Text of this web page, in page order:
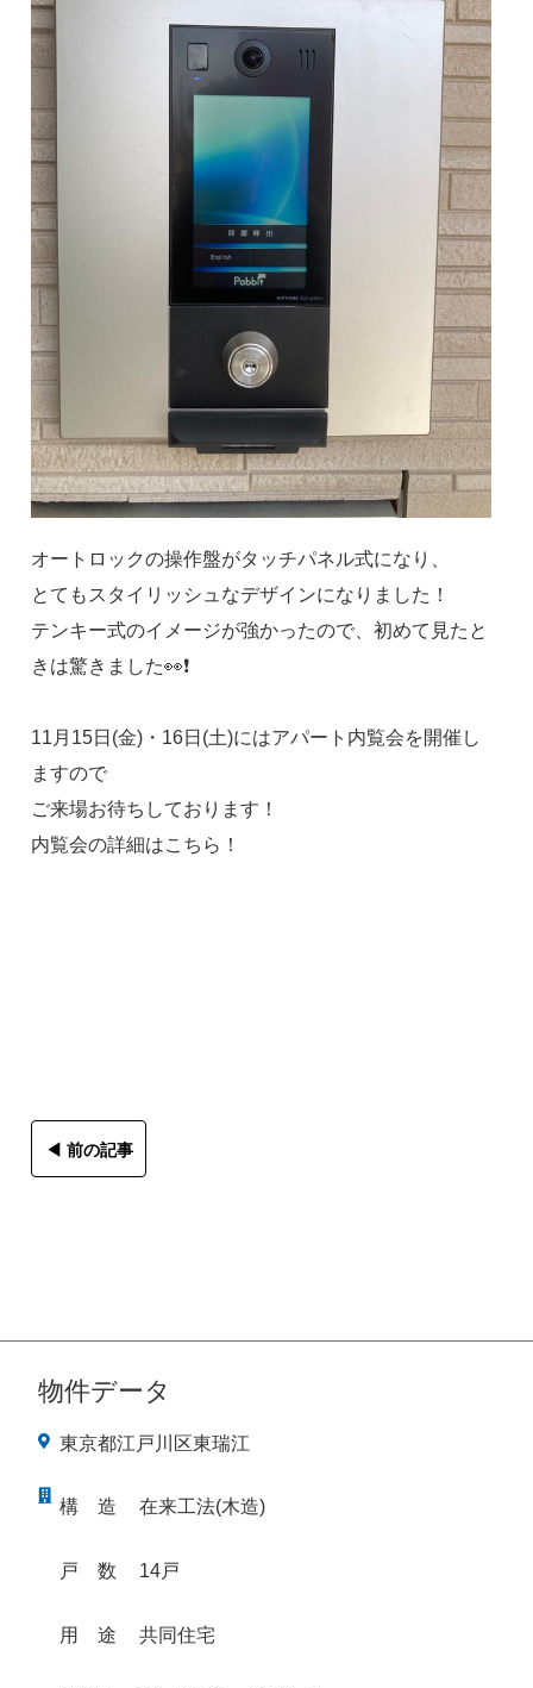
物件データ
東京都江戸川区東瑞江
構 造 在来工法(木造)
戸 数 14戸
用 途 共同住宅
オートロックの操作盤がタッチパネル式になり、
とてもスタイリッシュなデザインになりました！
テンキー式のイメージが強かったので、初めて見たと
きは驚きました👀❗
11月15日(金)・16日(土)にはアパート内覧会を開催し
ますので
ご来場お待ちしております！
内覧会の詳細はこちら！
◀︎ 前の記事